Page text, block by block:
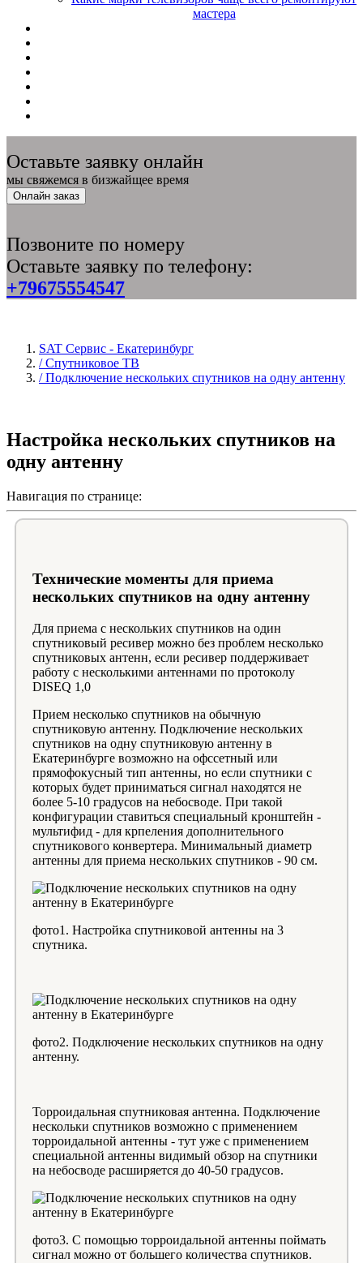
мастера
Оставьте заявку онлайн
мы свяжемся в бизжайщее время
Онлайн заказ
Позвоните по номеру
Оставьте заявку по телефону:
+79675554547
SAT Сервис - Екатеринбург
/ Спутниковое ТВ
/ Подключение нескольких спутников на одну антенну
Настройка нескольких спутников на
одну антенну
Навигация по странице:
Технические моменты для приема
нескольких спутников на одну антенну
Для приема с нескольких спутников на один
спутниковый ресивер можно без проблем несколько
спутниковых антенн, если ресивер поддерживает
работу с несколькими антеннами по протоколу
DISEQ 1,0
Прием несколько спутников на обычную
спутниковую антенну. Подключение нескольких
спутников на одну спутниковую антенну в
Екатеринбурге возможно на офссетный или
прямофокусный тип антенны, но если спутники с
которых будет приниматься сигнал находятся не
более 5-10 градусов на небосводе. При такой
конфигурации ставиться специальный кронштейн -
мультифид - для крпеления дополнительного
спутникового конвертера. Минимальный диаметр
антенны для приема нескольких спутников - 90 см.
фото1. Настройка спутниковой антенны на 3
спутника.
фото2. Подключение нескольких спутников на одну
антенну.
Торроидальная спутниковая антенна. Подключение
нескольки спутников возможно с применением
торроидальной антенны - тут уже с применением
специальной антенны видимый обзор на спутники
на небосводе расширяется до 40-50 градусов.
фото3. С помощью торроидальной антенны поймать
сигнал можно от большего количества спутников.